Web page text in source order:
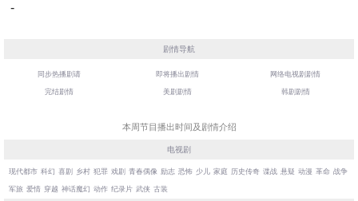
-
剧情导航
同步热播剧请 即将播出剧情 网络电视剧剧情
完结剧情 美剧剧情 韩剧剧情
本周节目播出时间及剧情介绍
电视剧
现代都市 科幻 喜剧 乡村 犯罪 戏剧 青春偶像 励志 恐怖 少儿 家庭 历史传奇 谍战 悬疑 动漫 革命 战争
军旅 爱情 穿越 神话魔幻 动作 纪录片 武侠 古装